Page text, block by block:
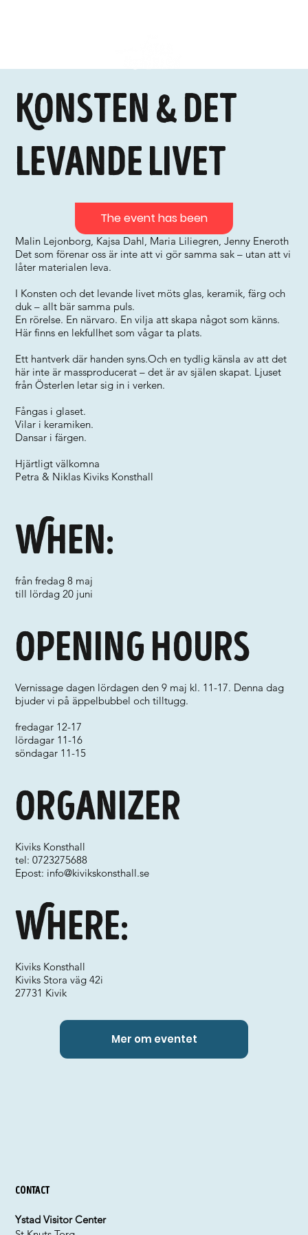
Konsten & det
levande livet
Malin Lejonborg, Kajsa Dahl, Maria Liliegren, Jenny Eneroth
Det som förenar oss är inte att vi gör samma sak – utan att vi
låter materialen leva.
I Konsten och det levande livet möts glas, keramik, färg och
duk – allt bär samma puls.
En rörelse. En närvaro. En vilja att skapa något som känns.
Här finns en lekfullhet som vågar ta plats.
Ett hantverk där handen syns.Och en tydlig känsla av att det
här inte är massproducerat – det är av själen skapat. Ljuset
från Österlen letar sig in i verken.
Fångas i glaset.
Vilar i keramiken.
Dansar i färgen.
Hjärtligt välkomna
Petra & Niklas Kiviks Konsthall
When:
från fredag 8 maj
till lördag 20 juni
Where:
Organizer
Kiviks Konsthall
tel: 0723275688
Epost: info@kivikskonsthall.se
Kiviks Konsthall
Kiviks Stora väg 42i
27731 Kivik
Opening hours
Vernissage dagen lördagen den 9 maj kl. 11-17. Denna dag
bjuder vi på äppelbubbel och tilltugg.
fredagar 12-17
lördagar 11-16
söndagar 11-15
Mer om eventet
The event has been
Contact
Ystad Visitor Center